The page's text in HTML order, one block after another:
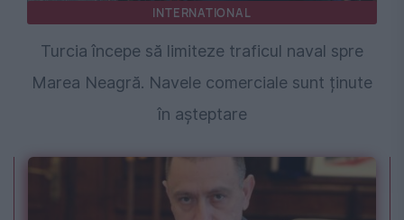
INTERNATIONAL
Turcia începe să limiteze traficul naval spre
Marea Neagră. Navele comerciale sunt ținute
în așteptare